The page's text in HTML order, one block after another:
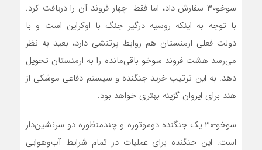
سوخو۳۰ سفارش داد، اما فقط چهار فروند آن را دریافت کرد.
با توجه به اینکه روسیه درگیر جنگ با اوکراین است و با
دولت فعلی ارمنستان هم روابط پرتنشی دارد، بعید به نظر
می‌رسد هشت فروند سوخو باقی‌مانده را به ارمنستان تحویل
دهد. به این ترتیب خرید جنگنده و سیستم دفاعی موشکی از
هند برای ایروان گزینه بهتری خواهد بود.
سوخو-۳۰ یک جنگنده دوموتوره و چندمنظوره دو سرنشین‌دار
است. این جنگنده برای عملیات در تمام شرایط آب‌وهوایی